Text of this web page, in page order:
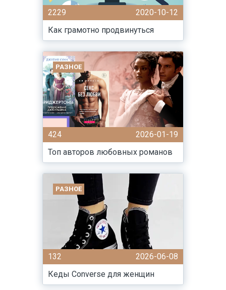
2229
2020-10-12
Как грамотно продвинуться
РАЗНОЕ
424
2026-01-19
Топ авторов любовных романов
РАЗНОЕ
132
2026-06-08
Кеды Converse для женщин